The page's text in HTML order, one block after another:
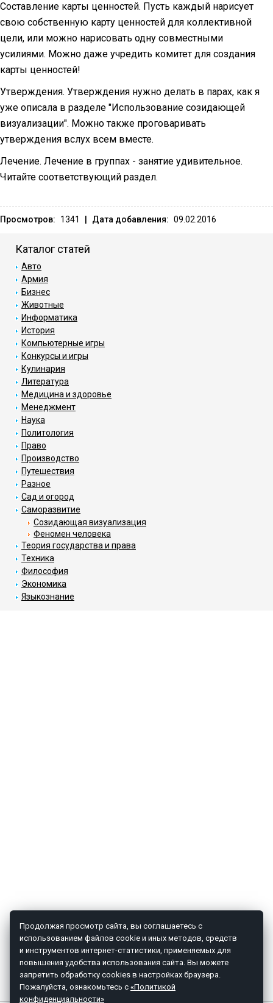
Составление карты ценностей. Пусть каждый нарисует
свою собственную карту ценностей для коллективной
цели, или можно нарисовать одну совместными
усилиями. Можно даже учредить комитет для создания
карты ценностей!
Утверждения. Утверждения нужно делать в парах, как я
уже описала в разделе "Использование созидающей
визуализации". Можно также проговаривать
утверждения вслух всем вместе.
Лечение. Лечение в группах - занятие удивительное.
Читайте соответствующий раздел.
Просмотров: 1341 Дата добавления: 09.02.2016
Каталог статей
Авто
Армия
Бизнес
Животные
Информатика
История
Компьютерные игры
Конкурсы и игры
Кулинария
Литература
Медицина и здоровье
Менеджмент
Наука
Политология
Право
Производство
Путешествия
Разное
Сад и огород
Саморазвитие
Созидающая визуализация
Феномен человека
Теория государства и права
Техника
Философия
Экономика
Языкознание
Продолжая просмотр сайта, вы соглашаетесь с
использованием файлов cookie и иных методов, средств
и инструментов интернет-статистики, применяемых для
повышения удобства использования сайта. Вы можете
запретить обработку cookies в настройках браузера.
Пожалуйста, ознакомьтесь с «Политикой
конфиденциальности»